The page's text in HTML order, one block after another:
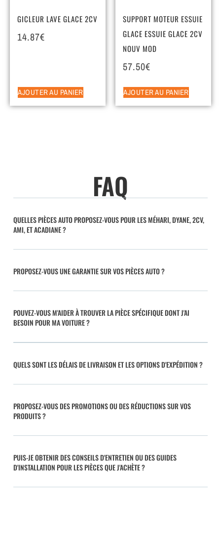
GICLEUR LAVE GLACE 2CV
14.87€
AJOUTER AU PANIER
SUPPORT MOTEUR ESSUIE
GLACE ESSUIE GLACE 2CV
NOUV MOD
57.50€
AJOUTER AU PANIER
FAQ
QUELLES PIÈCES AUTO PROPOSEZ-VOUS POUR LES MÉHARI, DYANE, 2CV,
AMI, ET ACADIANE ?
PROPOSEZ-VOUS UNE GARANTIE SUR VOS PIÈCES AUTO ?
POUVEZ-VOUS M'AIDER À TROUVER LA PIÈCE SPÉCIFIQUE DONT J'AI
BESOIN POUR MA VOITURE ?
QUELS SONT LES DÉLAIS DE LIVRAISON ET LES OPTIONS D'EXPÉDITION ?
PROPOSEZ-VOUS DES PROMOTIONS OU DES RÉDUCTIONS SUR VOS
PRODUITS ?
PUIS-JE OBTENIR DES CONSEILS D'ENTRETIEN OU DES GUIDES
D'INSTALLATION POUR LES PIÈCES QUE J'ACHÈTE ?